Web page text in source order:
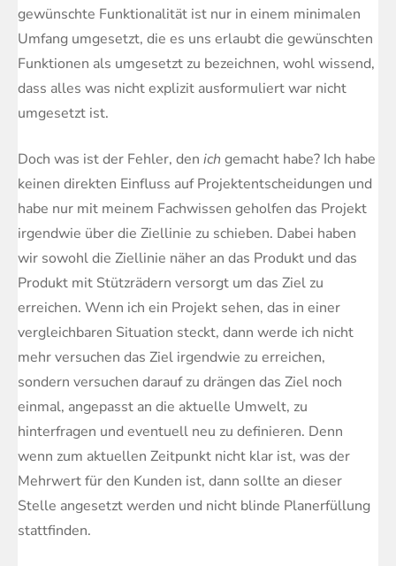
gewünschte Funktionalität ist nur in einem minimalen
Umfang umgesetzt, die es uns erlaubt die gewünschten
Funktionen als umgesetzt zu bezeichnen, wohl wissend,
dass alles was nicht explizit ausformuliert war nicht
umgesetzt ist.
Doch was ist der Fehler, den ich gemacht habe? Ich habe
keinen direkten Einfluss auf Projektentscheidungen und
habe nur mit meinem Fachwissen geholfen das Projekt
irgendwie über die Ziellinie zu schieben. Dabei haben
wir sowohl die Ziellinie näher an das Produkt und das
Produkt mit Stützrädern versorgt um das Ziel zu
erreichen. Wenn ich ein Projekt sehen, das in einer
vergleichbaren Situation steckt, dann werde ich nicht
mehr versuchen das Ziel irgendwie zu erreichen,
sondern versuchen darauf zu drängen das Ziel noch
einmal, angepasst an die aktuelle Umwelt, zu
hinterfragen und eventuell neu zu definieren. Denn
wenn zum aktuellen Zeitpunkt nicht klar ist, was der
Mehrwert für den Kunden ist, dann sollte an dieser
Stelle angesetzt werden und nicht blinde Planerfüllung
stattfinden.